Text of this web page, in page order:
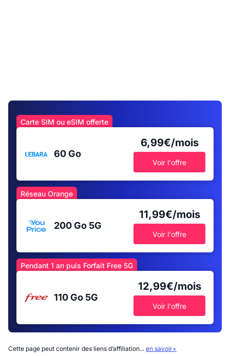
Carte SIM ou eSIM offerte
60 Go
6,99€/mois
Voir l'offre
Réseau Orange
200 Go 5G
11,99€/mois
Voir l'offre
Pendant 1 an puis Forfait Free 5G
110 Go 5G
12,99€/mois
Voir l'offre
Cette page peut contenir des liens d’affiliation... en savoir+